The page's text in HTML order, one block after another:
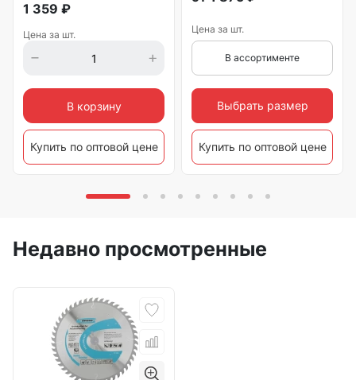
1 359 ₽
Цена за шт.
В корзину
Купить по оптовой цене
Цена за шт.
В ассортименте
Выбрать размер
Купить по оптовой цене
Недавно просмотренные